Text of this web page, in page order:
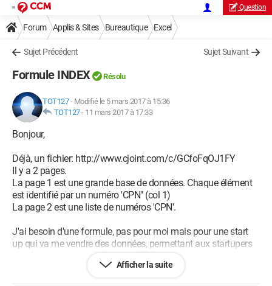
Question
Forum Applis & Sites Bureautique Excel
Sujet Précédent Sujet Suivant
Formule INDEX Résolu
TOT127- Modifié le 5 mars 2017 à 15:36
TOT127- 11 mars 2017 à 17:33
Bonjour,
Déjà, un fichier: http://www.cjoint.com/c/GCfoFqOJ1FY
Il y a 2 pages.
La page 1 est une grande base de données. Chaque élément
est identifié par un numéro 'CPN" (col 1)
La page 2 est une liste de numéros 'CPN'.
J'ai besoin d'une formule, pas pour moi mais pour une start
up qui va me vendre des données, permettant aux startupers
d'isoler les données de la page 1 (ligne entière, comme celels
de la page 1) et de les basculer les lignes sur la page 2, SI et
Afficher la suite